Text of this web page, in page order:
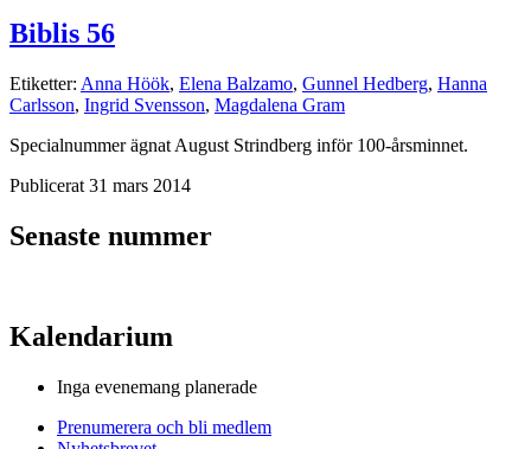
Biblis 56
Etiketter: Anna Höök, Elena Balzamo, Gunnel Hedberg, Hanna
Carlsson, Ingrid Svensson, Magdalena Gram
Specialnummer ägnat August Strindberg inför 100-årsminnet.
Publicerat 31 mars 2014
Senaste nummer
Kalendarium
Inga evenemang planerade
Prenumerera och bli medlem